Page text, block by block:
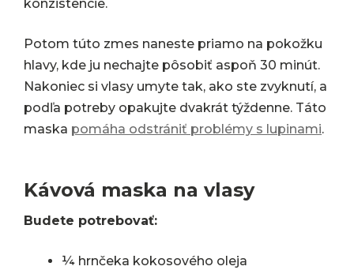
konzistencie.
Potom túto zmes naneste priamo na pokožku
hlavy, kde ju nechajte pôsobiť aspoň 30 minút.
Nakoniec si vlasy umyte tak, ako ste zvyknutí, a
podľa potreby opakujte dvakrát týždenne. Táto
maska pomáha odstrániť problémy s lupinami.
Kávová maska na vlasy
Budete potrebovať:
¼ hrnčeka kokosového oleja